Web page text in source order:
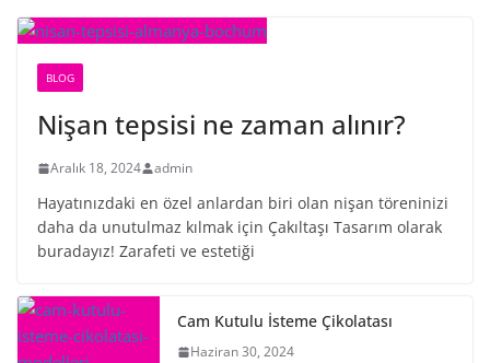
BLOG
Nişan tepsisi ne zaman alınır?
Aralık 18, 2024 admin
Hayatınızdaki en özel anlardan biri olan nişan töreninizi
daha da unutulmaz kılmak için Çakıltaşı Tasarım olarak
buradayız! Zarafeti ve estetiği
Cam Kutulu İsteme Çikolatası
Haziran 30, 2024